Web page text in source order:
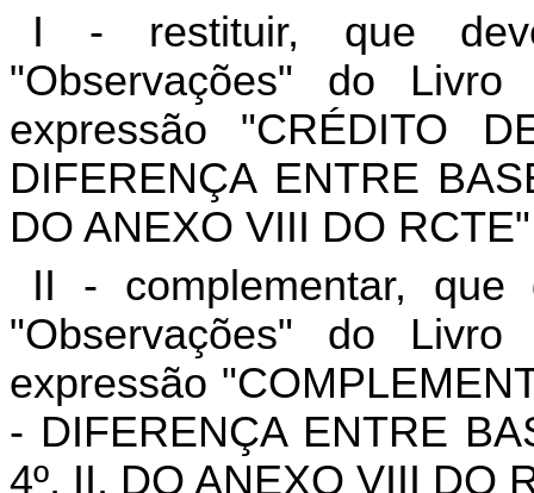
I - restituir, que
"Observações" do
expressão "CRÉDITO
DIFERENÇA ENTRE
DO ANEXO VIII DO
II - complementar,
"Observações" do
expressão
- DIFERENÇA ENTRE
4º, II, DO ANEXO VIII DO